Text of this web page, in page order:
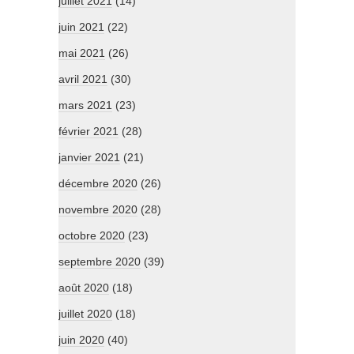
juin 2021 (22)
mai 2021 (26)
avril 2021 (30)
mars 2021 (23)
février 2021 (28)
janvier 2021 (21)
décembre 2020 (26)
novembre 2020 (28)
octobre 2020 (23)
septembre 2020 (39)
août 2020 (18)
juillet 2020 (18)
juin 2020 (40)